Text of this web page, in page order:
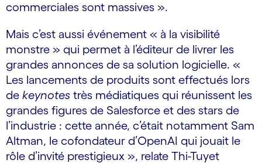
commerciales sont massives ».
Mais c’est aussi événement « à la visibilité
monstre » qui permet à l’éditeur de livrer les
grandes annonces de sa solution logicielle. «
Les lancements de produits sont effectués lors
de keynotes très médiatiques qui réunissent les
grandes figures de Salesforce et des stars de
l’industrie : cette année, c’était notamment Sam
Altman, le cofondateur d’OpenAI qui jouait le
rôle d’invité prestigieux », relate Thi-Tuyet